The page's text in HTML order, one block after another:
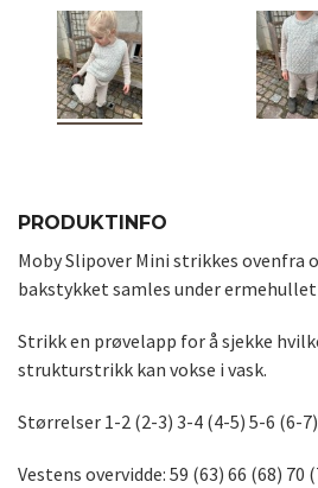
PRODUKTINFO
Moby Slipover Mini strikkes
bakstykket samles under
Strikk en prøvelapp for å sjekke
strukturstrikk kan vokse i vask.
Størrelser 1-2 (2-3) 3-4 (4-5) 5-6 (6-
Vestens overvidde: 59 (63) 66 (68) 70